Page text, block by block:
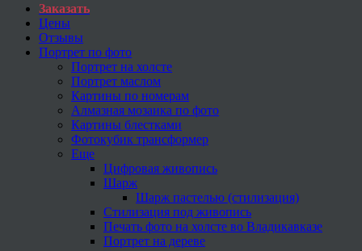
Заказать
Цены
Отзывы
Портрет по фото
Портрет на холсте
Портрет маслом
Картины по номерам
Алмазная мозаика по фото
Картины блестками
Фотокубик трансформер
Еще
Цифровая живопись
Шарж
Шарж пастелью (стилизация)
Стилизация под живопись
Печать фото на холсте во Владикавказе
Портрет на дереве